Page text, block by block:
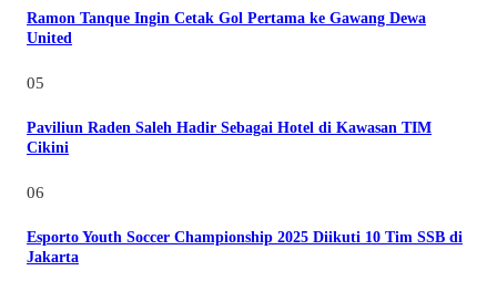
Ramon Tanque Ingin Cetak Gol Pertama ke Gawang Dewa
United
05
Paviliun Raden Saleh Hadir Sebagai Hotel di Kawasan TIM
Cikini
06
Esporto Youth Soccer Championship 2025 Diikuti 10 Tim SSB di
Jakarta